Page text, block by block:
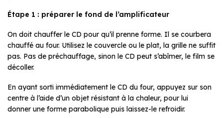
Étape 1 : préparer le fond de l’amplificateur
On doit chauffer le CD pour qu’il prenne forme. Il se courbera
chauffé au four. Utilisez le couvercle ou le plat, la grille ne suffit
pas. Pas de préchauffage, sinon le CD peut s’abîmer, le film se
décoller.
En ayant sorti immédiatement le CD du four, appuyez sur son
centre à l’aide d’un objet résistant à la chaleur, pour lui
donner une forme parabolique puis laissez-le refroidir.